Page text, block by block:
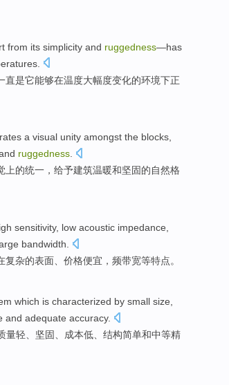
from its simplicity and ruggedness—has
直是它能够在温度大幅度变化的环境下正
a visual unity amongst the blocks,
ruggedness.
上的统一 ， 给予建筑温暖和坚固的自然格
sensitivity, low acoustic impedance
bandwidth
复杂的表面 、价格便宜，频带宽等特点。
which is characterized by small size
and adequate accuracy.
量轻 坚固 成本低 结构简单和中等精